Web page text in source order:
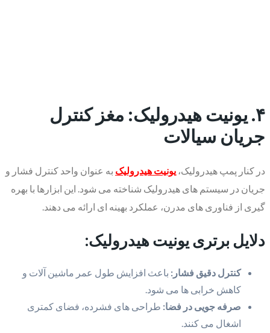
۴. یونیت هیدرولیک: مغز کنترل
جریان سیالات
در کنار پمپ هیدرولیک، یونیت هیدرولیک به عنوان واحد کنترل فشار و
جریان در سیستم های هیدرولیک شناخته می شود. این ابزارها با بهره
گیری از فناوری های مدرن، عملکرد بهینه ای ارائه می دهند.
دلایل برتری یونیت هیدرولیک:
کنترل دقیق فشار: باعث افزایش طول عمر ماشین آلات و
کاهش خرابی ها می شود.
صرفه جویی در فضا: طراحی های فشرده، فضای کمتری
اشغال می کنند.